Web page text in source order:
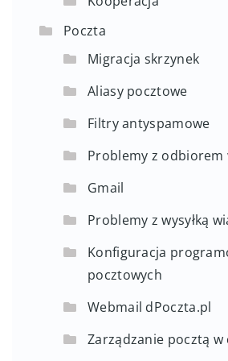
Poczta
Migracja skrzynek
Aliasy pocztowe
Filtry antyspamowe
Problemy z odbiorem
Gmail
Problemy z wysyłką
Konfiguracja
pocztowych
Webmail dPoczta.pl
Zarządzanie pocztą w